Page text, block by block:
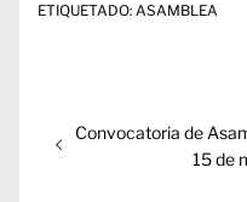
ETIQUETADO: ASAMBLEA
de
Entrada
Convocatoria de
15 de